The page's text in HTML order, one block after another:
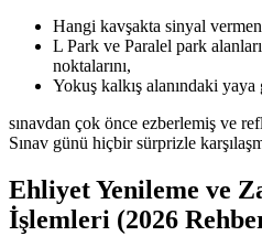
Hangi kavşakta sinyal
L Park ve Paralel park
noktalarını,
Yokuş kalkış alanındaki yaya
sınavdan çok önce ezberlemiş ve
Sınav günü hiçbir sürprizle
Ehliyet Yenileme ve
İşlemleri (2026